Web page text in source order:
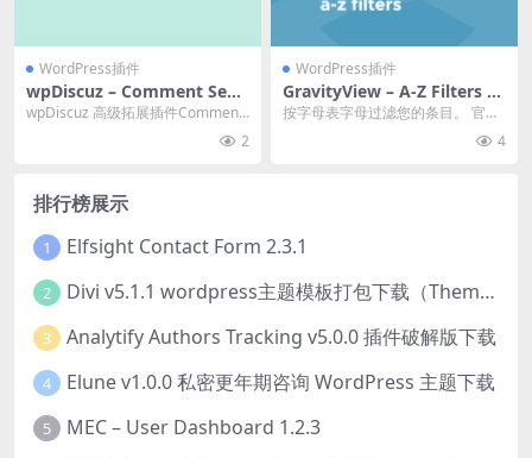
WordPress插件
wpDiscuz – Comment Sear
ch v7.1.5 插件下载
wpDiscuz 高级拓展插件Comment
2
WordPress插件
GravityView – A-Z Filters 1.
4.2 下载
按字母表字母过滤您的条目。 官方
4
排行榜展示
1 Elfsight Contact Form 2.3.1
2 Divi v5.1.1 wordpress主题模板打包下载（Theme + Builder+ Extra Theme + Templates + Layouts + PSD）
3 Analytify Authors Tracking v5.0.0 插件破解版下载
4 Elune v1.0.0 私密更年期咨询 WordPress 主题下载
5 MEC – User Dashboard 1.2.3